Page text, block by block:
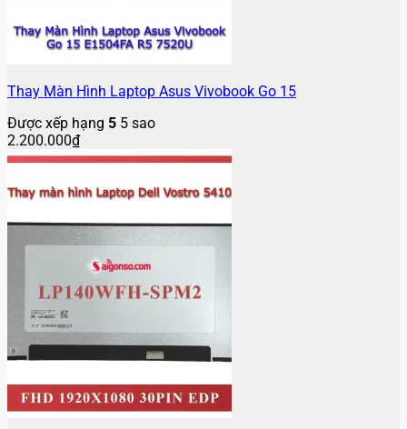
Thay Màn Hình Laptop Asus Vivobook Go 15
Được xếp hạng 5 5 sao
2.200.000₫